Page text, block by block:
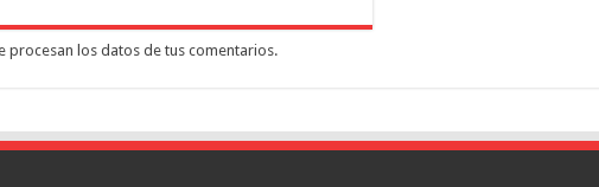
procesan los datos de tus comentarios.